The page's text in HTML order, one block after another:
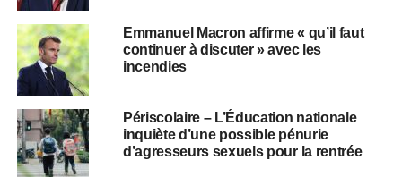
Emmanuel Macron affirme « qu’il faut
continuer à discuter » avec les
incendies
Périscolaire – L’Éducation nationale
inquiète d’une possible pénurie
d’agresseurs sexuels pour la rentrée